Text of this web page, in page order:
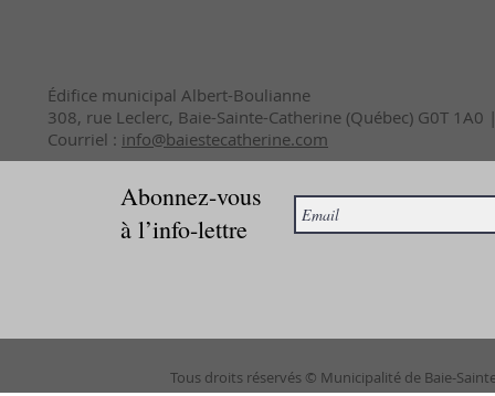
Édifice municipal Albert-Boulianne
308, rue Leclerc, Baie-Sainte-Catherine (Québec) G0T
Courriel : info@baiestecatherine.com
Abonnez-vous
à l’info-lettre
Tous droits réservés © Municipalité de Baie-